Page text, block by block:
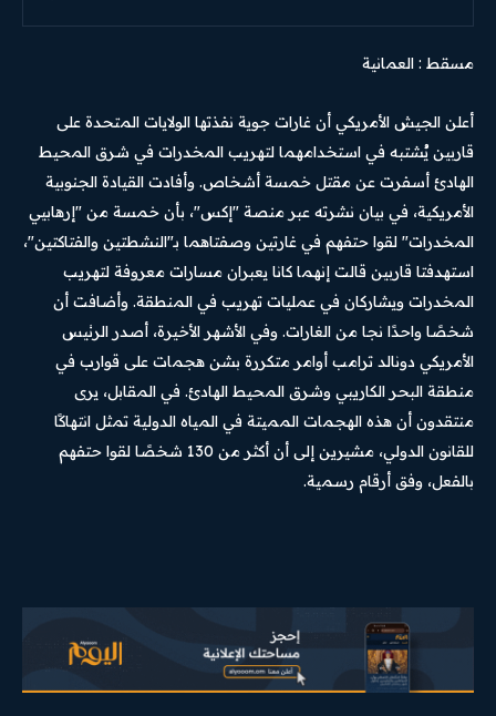
مسقط : العمانية
أعلن الجيش الأمريكي أن غارات جوية نفذتها الولايات المتحدة على
قاربين يُشتبه في استخدامهما لتهريب المخدرات في شرق المحيط
الهادئ أسفرت عن مقتل خمسة أشخاص. وأفادت القيادة الجنوبية
الأمريكية، في بيان نشرته عبر منصة "إكس"، بأن خمسة من "إرهابيي
المخدرات" لقوا حتفهم في غارتين وصفتاهما بـ"النشطتين والفتاكتين"،
استهدفتا قاربين قالت إنهما كانا يعبران مسارات معروفة لتهريب
المخدرات ويشاركان في عمليات تهريب في المنطقة. وأضافت أن
شخصًا واحدًا نجا من الغارات. وفي الأشهر الأخيرة، أصدر الرئيس
الأمريكي دونالد ترامب أوامر متكررة بشن هجمات على قوارب في
منطقة البحر الكاريبي وشرق المحيط الهادئ. في المقابل، يرى
منتقدون أن هذه الهجمات المميتة في المياه الدولية تمثل انتهاكًا
للقانون الدولي، مشيرين إلى أن أكثر من 130 شخصًا لقوا حتفهم
بالفعل، وفق أرقام رسمية.